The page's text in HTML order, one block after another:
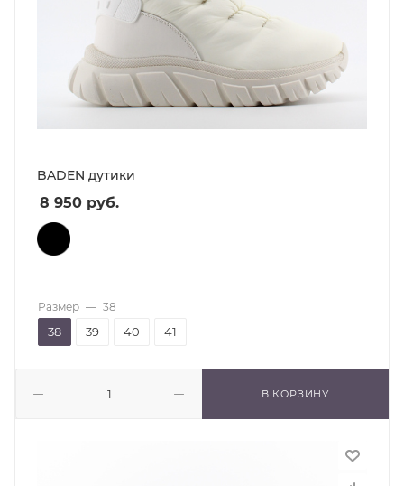
BADEN дутики
8 950 руб.
В КОРЗИНУ
Размер — 38
38 39 40 41